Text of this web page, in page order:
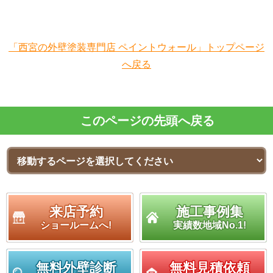
「西宮の外壁塗装専門店 ペイントウォール」トップページ
へ戻る
このページの先頭へ戻る
来店予約
ショールームへ!
施工事例集
実績数地域No.1!
無料外壁診断 無料見積依頼